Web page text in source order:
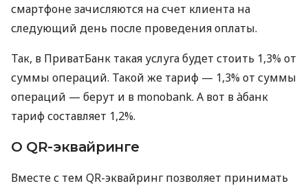
смартфоне зачисляются на счет клиента на
следующий день после проведения оплаты.
Так, в ПриватБанк такая услуга будет стоить 1,3% от
суммы операций. Такой же тариф — 1,3% от суммы
операций — берут и в monobank. А вот в àбанк
тариф составляет 1,2%.
О QR-эквайринге
Вместе с тем QR-эквайринг позволяет принимать